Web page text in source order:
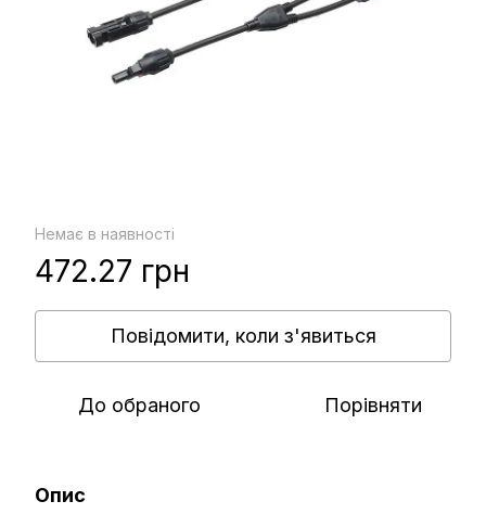
Немає в наявності
472.27 грн
Повідомити, коли з'явиться
До обраного Порівняти
Опис